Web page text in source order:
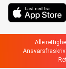
Alle